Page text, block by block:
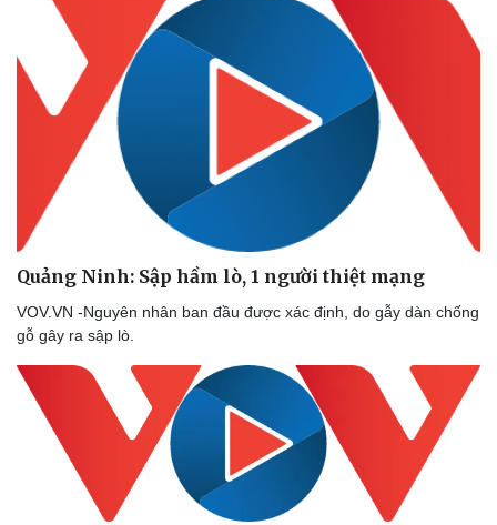
Thông tin doanh nghiệp
Doanh nghiệp 24h
Doanh nhân
Sành điệu
Tin Công nghệ
Quảng Ninh: Sập hầm lò, 1 người thiệt mạng
VOV.VN -Nguyên nhân ban đầu được xác định, do gẫy dàn chống
gỗ gây ra sập lò.